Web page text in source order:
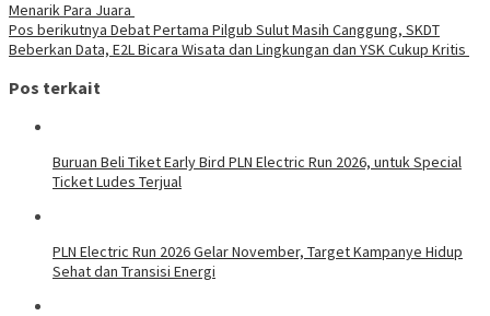
Menarik Para Juara
Pos berikutnya Debat Pertama Pilgub Sulut Masih Canggung, SKDT
Beberkan Data, E2L Bicara Wisata dan Lingkungan dan YSK Cukup Kritis
Pos terkait
Buruan Beli Tiket Early Bird PLN Electric Run 2026, untuk Special
Ticket Ludes Terjual
PLN Electric Run 2026 Gelar November, Target Kampanye Hidup
Sehat dan Transisi Energi